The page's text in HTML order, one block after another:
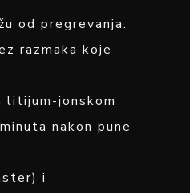
od pregrevanja.
razmaka koje
litijum-jonskom
nakon pune
i